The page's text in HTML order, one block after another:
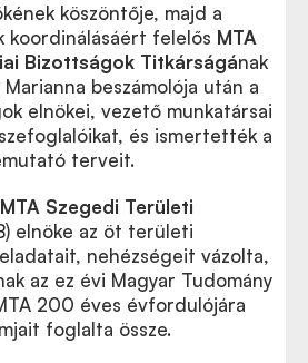
köszöntője, majd a
koordinálásáért felelős MTA
Bizottságok Titkárságának
beszámolója után a
elnökei, vezető munkatársai
és ismertették a
terveit.
MTA Szegedi Területi
elnöke az öt területi
nehézségeit vázolta,
az ez évi Magyar Tudomány
200 éves évfordulójára
foglalta össze.